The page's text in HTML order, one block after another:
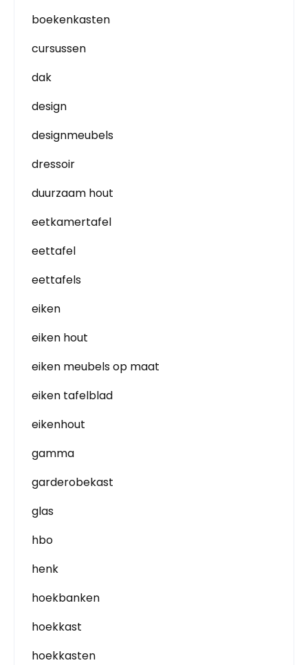
boekenkasten
cursussen
dak
design
designmeubels
dressoir
duurzaam hout
eetkamertafel
eettafel
eettafels
eiken
eiken hout
eiken meubels op maat
eiken tafelblad
eikenhout
gamma
garderobekast
glas
hbo
henk
hoekbanken
hoekkast
hoekkasten